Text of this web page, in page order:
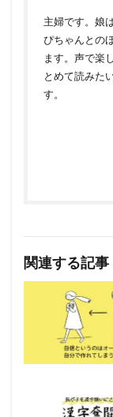
主婦です。娘
ぴちゃんとの
ます。声で楽
とめて読みた
す。
関連する記事